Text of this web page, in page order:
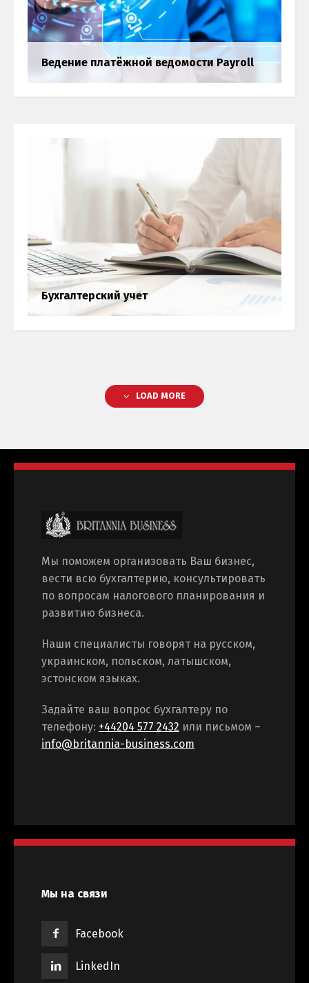
Ведение платёжной ведомости Payroll
Ведение платёжной ведомости
Бухгалтерский учет
Бухгалтерия
LOAD MORE
Мы поможем организовать Ваш бизнес,
вести всю бухгалтерию, консультировать
по вопросам налогового планирования и
развитию бизнеса.
Наши специалисты говорят на русском,
украинском, польском, латышском,
эстонском языках.
Задайте ваш вопрос бухгалтеру по
телефону: +44204 577 2432 или письмом –
info@britannia-business.com
Мы на связи
Facebook
LinkedIn